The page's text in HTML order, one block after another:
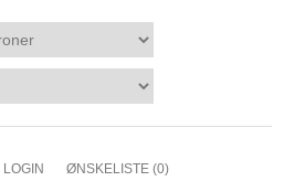
LOGIN ØNSKELISTE (0)